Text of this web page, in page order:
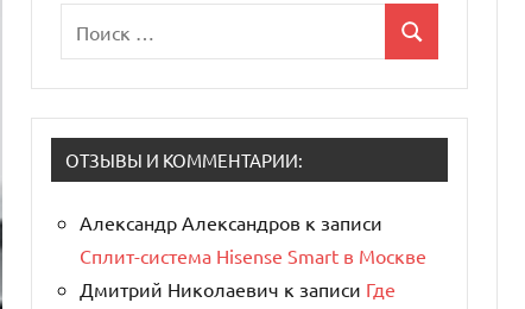
для:
Поиск
ОТЗЫВЫ И КОММЕНТАРИИ:
Александр Александров к записи
Сплит-система Hisense Smart в Москве
Дмитрий Николаевич к записи Где